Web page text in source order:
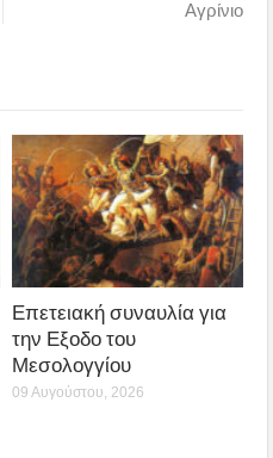
Αγρίνιο
Επετειακή συναυλία για
την Εξοδο του
Μεσολογγίου
09 Αυγούστου, 2026